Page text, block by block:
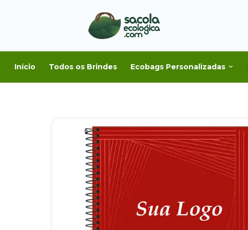
Início Todos os Brindes Ecobags Personalizadas